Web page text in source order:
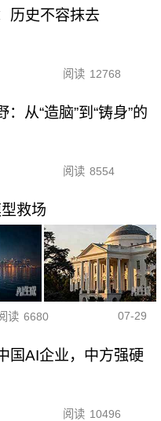
历史不容抹去
阅读 12768
：从“造脑”到“铸身”的
阅读 8554
救场
读 6680 07-29
国AI企业，中方强硬
阅读 10496